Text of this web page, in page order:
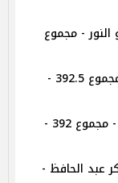
النور - مجموع
المركز الرابع: إياد عادل زكي حسين مؤمن - مجموع 392.5 -
المركز الخامس: تغريد أحمد علي أحمد كركر - مجموع 392 -
عبد الحافظ -